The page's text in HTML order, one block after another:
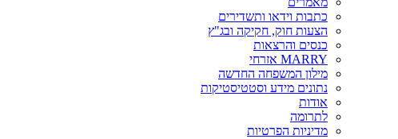
כתבות וידאו ותשדירים
הצעות חוק, חקיקה ובג"ץ
כנסים והרצאות
MARRY אזרחי
מילון המשפחה החדשה
נתונים מידע וסטטיסטיקות
אודות
לתרומה
מדיניות הפרטיות